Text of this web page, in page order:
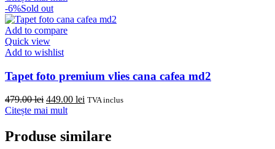
a
fost:
550.00 lei.
455.00 lei.
-6%Sold out
Add to compare
Quick view
Add to wishlist
Tapet foto premium vlies cana cafea md2
479.00lei Prețul
inițial
479.00 lei.
449.00 lei Prețul
449.00 lei.
TVA inclus
Citește mai mult
Produse similare